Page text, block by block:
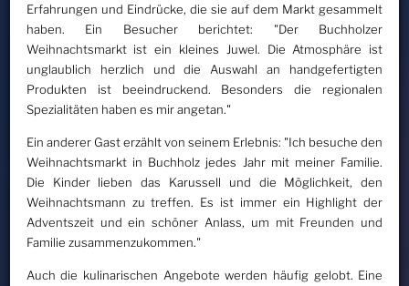
Erfahrungen und Eindrücke, die sie auf dem Markt gesammelt
haben. Ein Besucher berichtet: "Der Buchholzer
Weihnachtsmarkt ist ein kleines Juwel. Die Atmosphäre ist
unglaublich herzlich und die Auswahl an handgefertigten
Produkten ist beeindruckend. Besonders die regionalen
Spezialitäten haben es mir angetan."
Ein anderer Gast erzählt von seinem Erlebnis: "Ich besuche den
Weihnachtsmarkt in Buchholz jedes Jahr mit meiner Familie.
Die Kinder lieben das Karussell und die Möglichkeit, den
Weihnachtsmann zu treffen. Es ist immer ein Highlight der
Adventszeit und ein schöner Anlass, um mit Freunden und
Familie zusammenzukommen."
Auch die kulinarischen Angebote werden häufig gelobt. Eine